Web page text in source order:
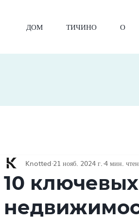
ДОМ ТИЧИНО О
10
Knotted 21 нояб. 2024 г. 4 мин.